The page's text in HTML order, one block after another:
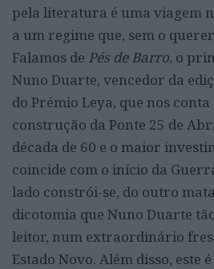
pela literatura é uma viagem
a um regime que, sem o
Falamos de Pés de Barro, o
Nuno Duarte, vencedor da
do Prémio Leya, que nos conta
construção da Ponte 25 de
década de 60 e o maior
coincide com o início da
lado constrói-se, do outro
dicotomia que Nuno Duarte
leitor, num extraordinário
Estado Novo. Além disso, este